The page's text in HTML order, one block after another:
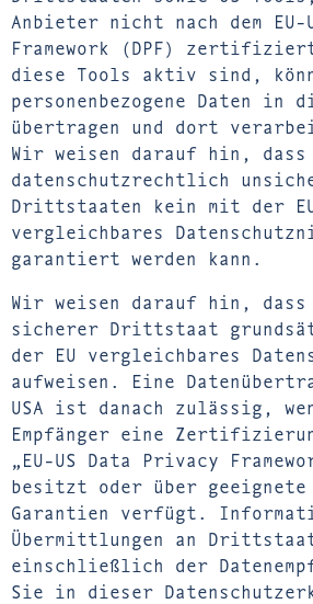
Anbieter nicht nach dem EU-
Framework (DPF)
diese Tools aktiv sind,
personenbezogene Daten in
übertragen und dort
Wir weisen darauf hin,
datenschutzrechtlich
Drittstaaten kein mit der
vergleichbares
garantiert werden kann.
Wir weisen darauf hin, dass
sicherer Drittstaat
der EU vergleichbares
aufweisen. Eine
USA ist danach zulässig,
Empfänger eine
„EU-US Data Privacy
besitzt oder über
Garantien verfügt.
Übermittlungen an
einschließlich der
Sie in dieser